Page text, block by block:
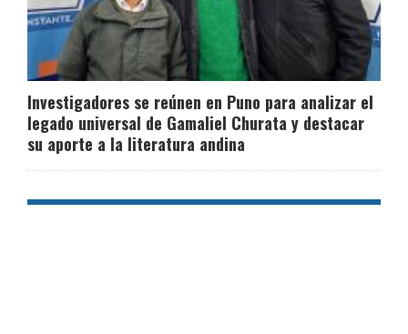
Investigadores se reúnen en Puno para analizar el
legado universal de Gamaliel Churata y destacar
su aporte a la literatura andina